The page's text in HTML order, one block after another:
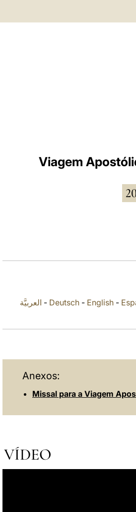
Viagem
العربيَّة - Deutsch- English-
Anexos:
Missal para a Viagem
VÍDEO